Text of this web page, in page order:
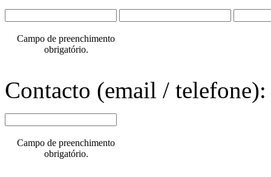
Campo de preenchimento
obrigatório.
Contacto (email /
Campo de preenchimento
obrigatório.